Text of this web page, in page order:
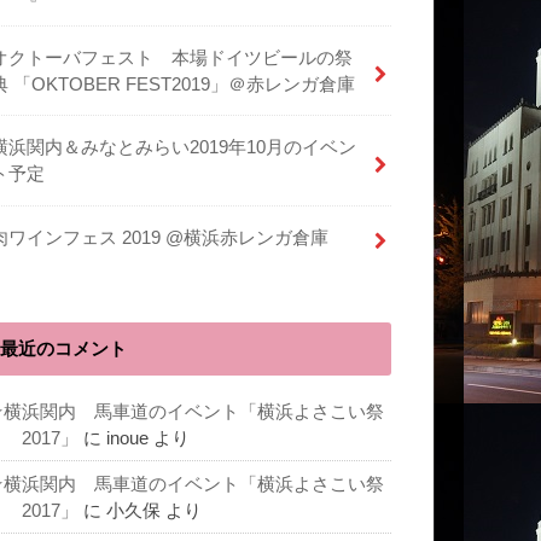
クトーバフェスト 本場ドイツビールの祭
「OKTOBER FEST2019」＠赤レンガ倉庫
浜関内＆みなとみらい2019年10月のイベン
予定
ワインフェス 2019 @横浜赤レンガ倉庫
最近のコメント
浜関内 馬車道のイベント「横浜よさこい祭
2017」
に inoue より
浜関内 馬車道のイベント「横浜よさこい祭
2017」
に 小久保 より